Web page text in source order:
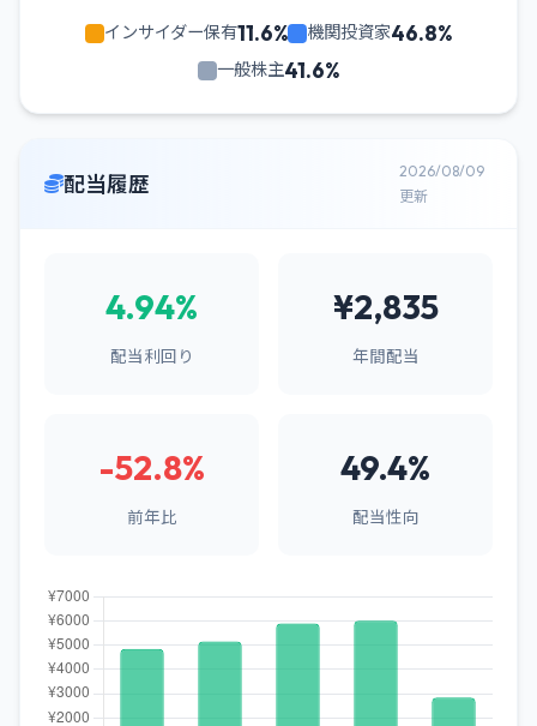
インサイダー保有11.6% 機関投資家46.8%
一般株主41.6%
配当履歴
2026/08/09
更新
4.94%
配当利回り
¥2,835
年間配当
-52.8%
前年比
49.4%
配当性向